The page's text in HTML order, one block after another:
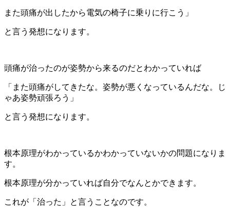
また頭痛が出したから電気の椅子に乗りに行こう」
と言う発想になります。
頭痛が治ったのが姿勢から来るのだとわかっていれば
「また頭痛がしてきたな。姿勢が悪くなっているんだな。じ
ゃあ姿勢頑張ろう」
と言う発想になります。
根本原理がわかっているかわかっていないかの問題になりま
す。
根本原理が分かっていれば自分でなんとかできます。
これが「治った」と言うことなのです。